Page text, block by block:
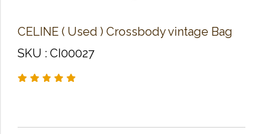
CELINE ( Used ) Crossbody vintage Bag
SKU : CI00027